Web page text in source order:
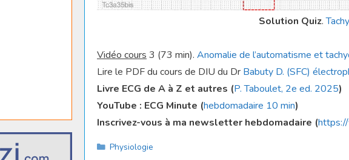
Solution Quiz.
Vidéo cours 3 (73 min). Anomalie de l’automatisme et
Lire le PDF du cours de DIU du Dr Babuty D. (SFC)
Livre ECG de A à Z et autres (P. Taboulet, 2e ed. 2025)
YouTube : ECG Minute (hebdomadaire 10 min)
Inscrivez-vous à ma newsletter hebdomadaire (
Catégories
Physiologie